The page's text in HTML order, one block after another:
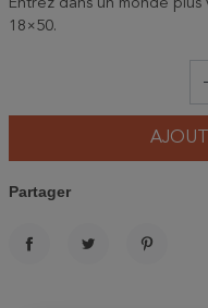
Entrez dans un monde
18×50.
-
Partager